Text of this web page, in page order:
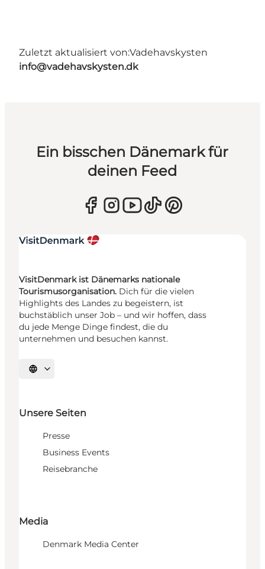
Zuletzt aktualisiert von:Vadehavskysten
info@vadehavskysten.dk
Ein bisschen Dänemark für
deinen Feed
VisitDenmark ist Dänemarks nationale
Tourismusorganisation. Dich für die vielen
Highlights des Landes zu begeistern, ist
buchstäblich unser Job – und wir hoffen, dass
du jede Menge Dinge findest, die du
unternehmen und besuchen kannst.
Sprache auswählen
Unsere Seiten
Presse
Business Events
Reisebranche
Media
Denmark Media Center